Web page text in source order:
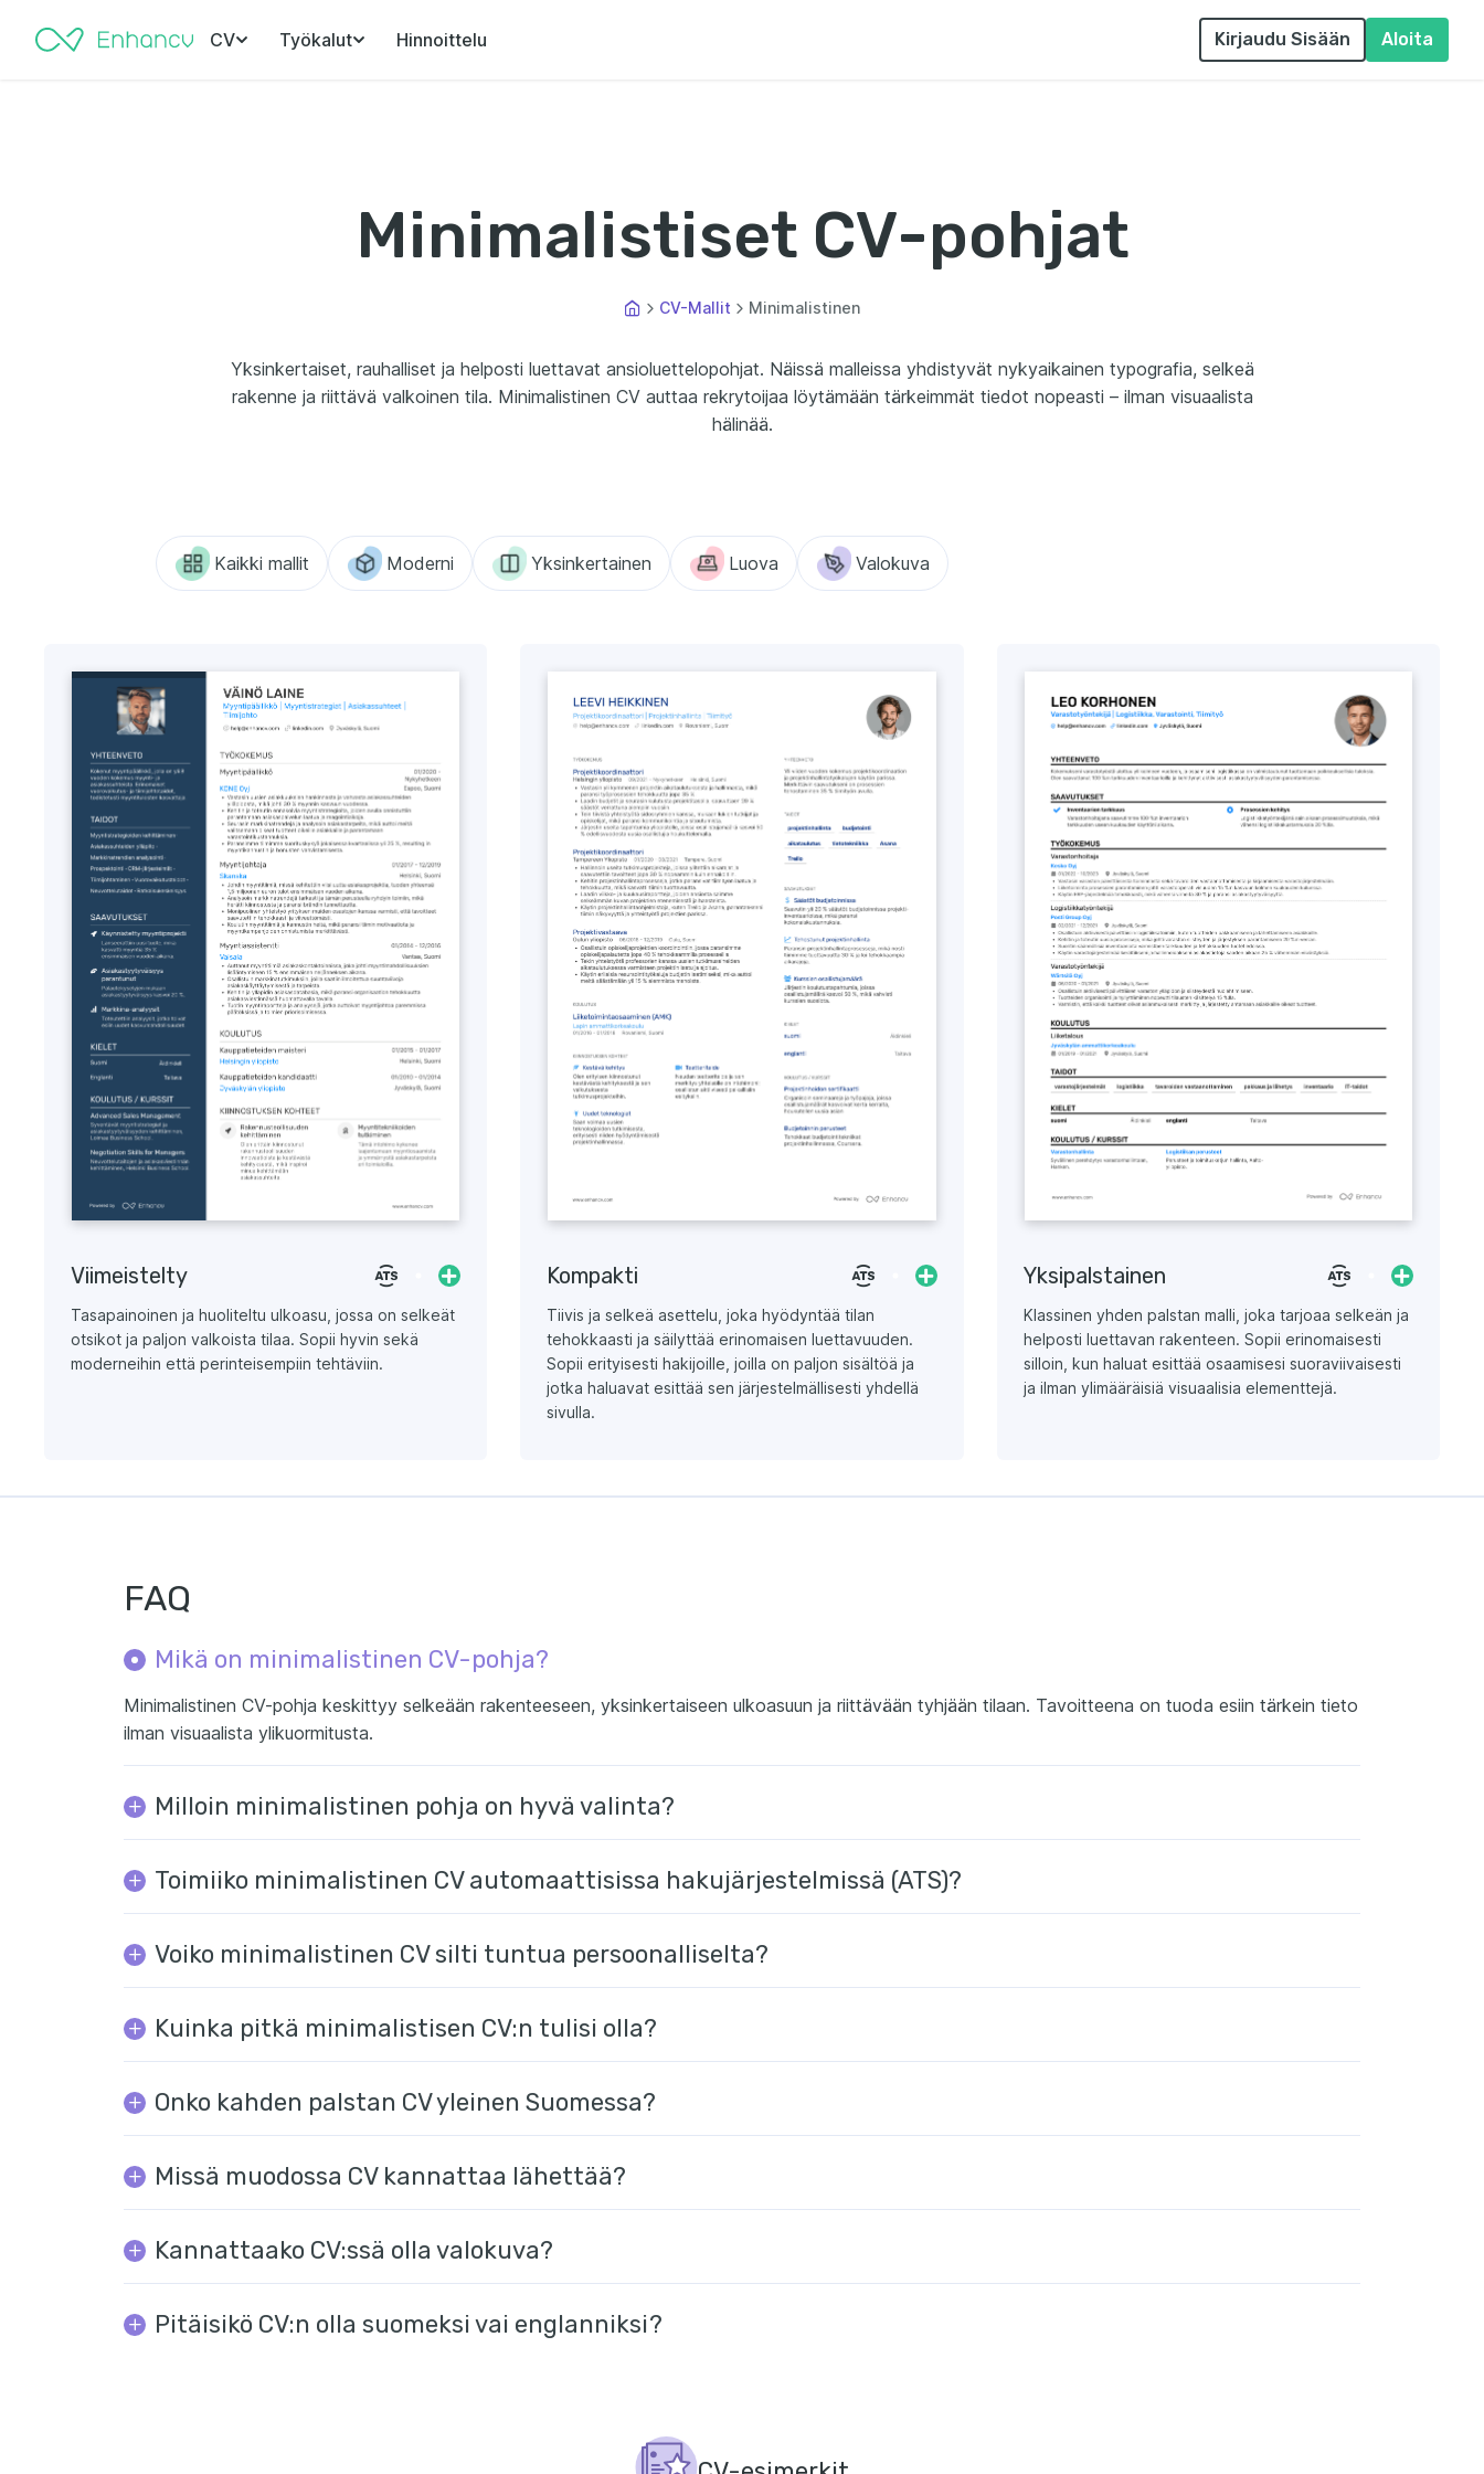
CV Työkalut Hinnoittelu Kirjaudu Sisään Aloita
Minimalistiset CV-pohjat
CV-Mallit Minimalistinen
Yksinkertaiset, rauhalliset ja helposti luettavat ansioluettelopohjat. Näissä malleissa yhdistyvät nykyaikainen typografia, selkeä
rakenne ja riittävä valkoinen tila. Minimalistinen CV auttaa rekrytoijaa löytämään tärkeimmät tiedot nopeasti – ilman visuaalista
hälinää.
Kaikki mallit Moderni Yksinkertainen Luova Valokuva
Viimeistelty
Tasapainoinen ja huoliteltu ulkoasu, jossa on selkeät
otsikot ja paljon valkoista tilaa. Sopii hyvin sekä
moderneihin että perinteisempiin tehtäviin.
Kompakti
Tiivis ja selkeä asettelu, joka hyödyntää tilan
tehokkaasti ja säilyttää erinomaisen luettavuuden.
Sopii erityisesti hakijoille, joilla on paljon sisältöä ja
jotka haluavat esittää sen järjestelmällisesti yhdellä
sivulla.
Yksipalstainen
Klassinen yhden palstan malli, joka tarjoaa selkeän ja
helposti luettavan rakenteen. Sopii erinomaisesti
silloin, kun haluat esittää osaamisesi suoraviivaisesti
ja ilman ylimääräisiä visuaalisia elementtejä.
FAQ
Mikä on minimalistinen CV-pohja?
Minimalistinen CV-pohja keskittyy selkeään rakenteeseen, yksinkertaiseen ulkoasuun ja riittävään tyhjään tilaan. Tavoitteena on tuoda esiin tärkein tieto
ilman visuaalista ylikuormitusta.
Milloin minimalistinen pohja on hyvä valinta?
Toimiiko minimalistinen CV automaattisissa hakujärjestelmissä (ATS)?
Voiko minimalistinen CV silti tuntua persoonalliselta?
Kuinka pitkä minimalistisen CV:n tulisi olla?
Onko kahden palstan CV yleinen Suomessa?
Missä muodossa CV kannattaa lähettää?
Kannattaako CV:ssä olla valokuva?
Pitäisikö CV:n olla suomeksi vai englanniksi?